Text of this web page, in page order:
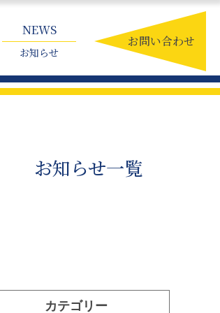
NEWS
お知らせ
お問い合わせ
お知らせ一覧
カテゴリー